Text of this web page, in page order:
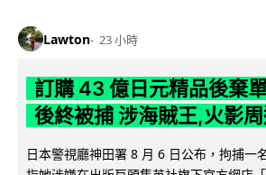
Lawton 23 小時
訂購 43 億日元精品後棄
後終被捕 涉海賊王,火影
日本警視廳神田署 8 月 6 日公布，拘捕一